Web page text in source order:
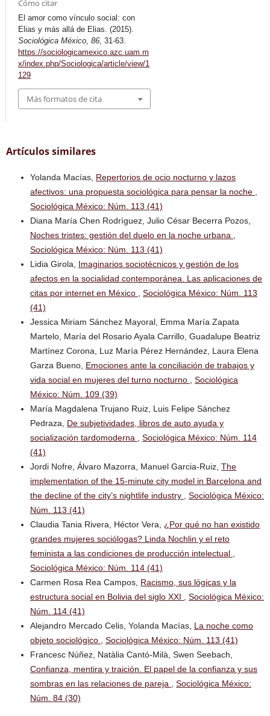
Cómo citar
El amor como vínculo social: con
Elias y más allá de Elias. (2015).
Sociológica México 86 , 31-63.
https://sociologicamexico.azc.uam.m
x/index.php/Sociologica/article/view/1
129
Más formatos de cita
Artículos similares
Yolanda Macías, Repertorios de ocio nocturno y lazos
afectivos: una propuesta sociológica para pensar la noche
Sociológica México: Núm. 113 (41)
Diana María Chen Rodríguez, Julio César Becerra Pozos,
Noches tristes: gestión del duelo en la noche urbana
Sociológica México: Núm. 113 (41)
Lidia Girola, Imaginarios sociotécnicos y gestión de los
afectos en la socialidad contemporánea. Las aplicaciones de
citas por internet en México
Sociológica México: Núm. 113
(41)
Jessica Miriam Sánchez Mayoral, Emma María Zapata
Martelo, María del Rosario Ayala Carrillo, Guadalupe Beatriz
Martínez Corona, Luz María Pérez Hernández, Laura Elena
Garza Bueno, Emociones ante la conciliación de trabajos y
vida social en mujeres del turno nocturno
Sociológica
México: Núm. 109 (39)
María Magdalena Trujano Ruiz, Luis Felipe Sánchez
Pedraza, De subjetividades, libros de auto ayuda y
socialización tardomoderna
Sociológica México: Núm. 114
(41)
Jordi Nofre, Álvaro Mazorra, Manuel Garcia-Ruiz, The
implementation of the 15-minute city model in Barcelona and
the decline of the city’s nightlife industry
Sociológica México:
Núm. 113 (41)
Claudia Tania Rivera, Héctor Vera, ¿Por qué no han existido
grandes mujeres sociólogas? Linda Nochlin y el reto
feminista a las condiciones de producción intelectual
Sociológica México: Núm. 114 (41)
Carmen Rosa Rea Campos, Racismo, sus lógicas y la
estructura social en Bolivia del siglo XXI
Sociológica México:
Núm. 114 (41)
Alejandro Mercado Celis, Yolanda Macías, La noche como
objeto sociológico
Sociológica México: Núm. 113 (41)
Francesc Núñez, Natàlia Cantó-Milà, Swen Seebach,
Confianza, mentira y traición. El papel de la confianza y sus
sombras en las relaciones de pareja
Sociológica México:
Núm. 84 (30)